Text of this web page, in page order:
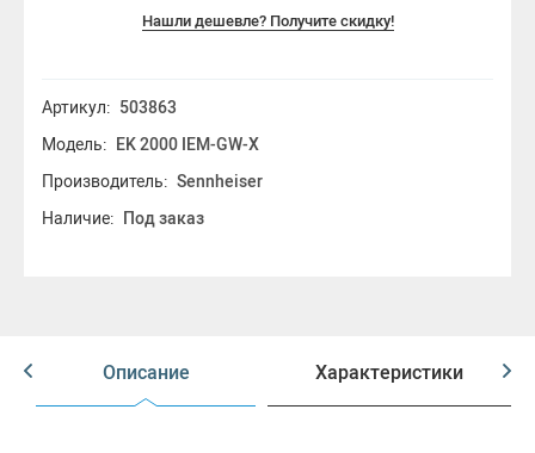
Артикул: 503863
Модель: EK 2000 IEM-GW-X
Производитель: Sennheiser
Наличие: Под заказ
Нашли дешевле? Получите скидку!
Описание Характеристики